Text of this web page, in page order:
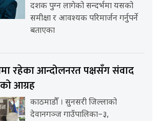
दशक पुग्न लागेको सन्दर्भमा यसको
समीक्षा र आवश्यक परिमार्जन गर्नुपर्ने
बताएका
रहेका आन्दोलनरत पक्षसँग संवाद
आग्रह
काठमाडौँ । सुनसरी जिल्लाको
देवानगञ्ज गाउँपालिका–३,